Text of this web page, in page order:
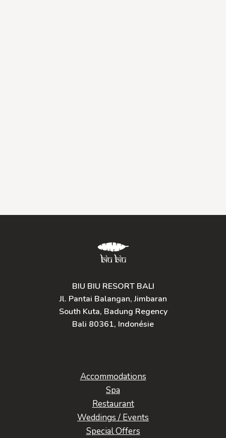
BIU BIU RESORT BALI
Jl. Pantai Balangan, Jimbaran
South Kuta, Badung Regency
Bali 80361, Indonésie
Accommodations
Spa
Restaurant
Weddings / Events
Special Offers